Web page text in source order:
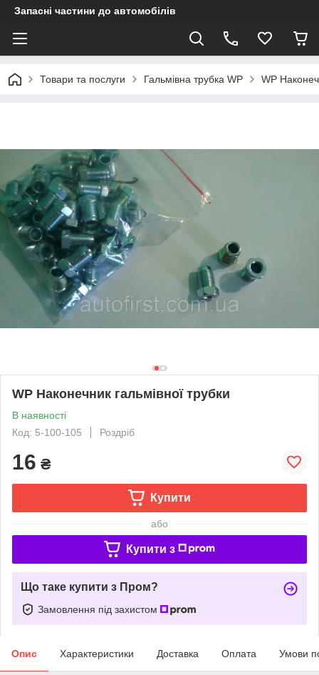
Запасні частини до автомобілів
Товари та послуги Гальмівна трубка WP WP
WP Наконечник гальмівної трубки
В наявності
Код: 5-100-105
Роздріб
16 ₴
Купити
або
Купити з
Що таке купити з Пром?
Замовлення під захистом
Опис Характеристики Доставка Оплата Умови